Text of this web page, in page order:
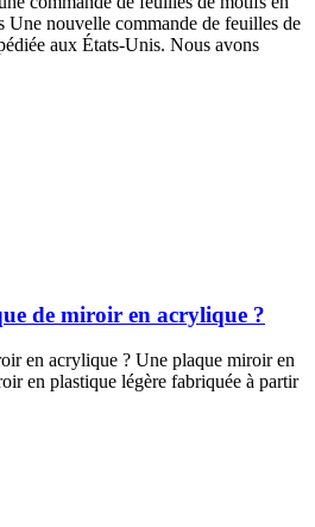
Une nouvelle commande de feuilles de
aux États-Unis. Nous avons
de miroir en acrylique ?
en acrylique ? Une plaque miroir en
en plastique légère fabriquée à partir